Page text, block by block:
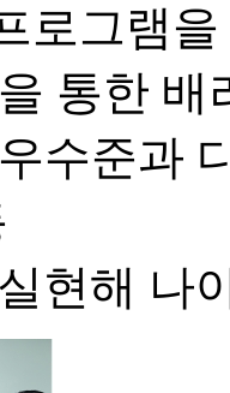
로그램
통한 배
수준과
현해 나